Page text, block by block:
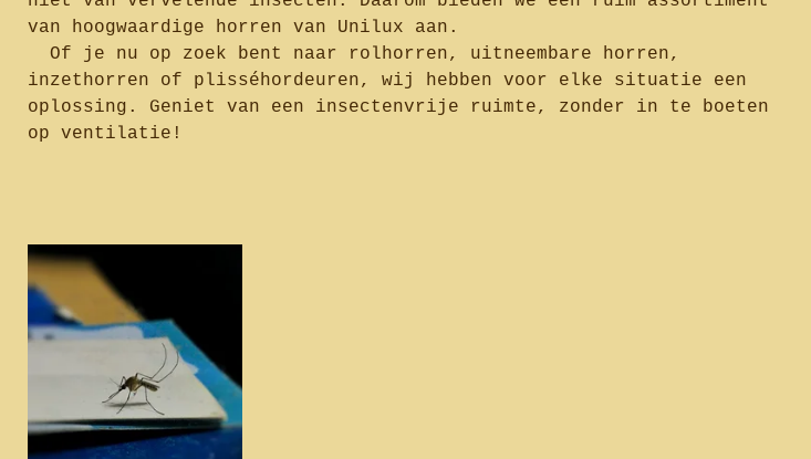
van hoogwaardige horren van Unilux aan.
Of je nu op zoek bent naar rolhorren, uitneembare horren,
inzethorren of plisséhordeuren, wij hebben voor elke situatie een
oplossing. Geniet van een insectenvrije ruimte, zonder in te boeten
op ventilatie!